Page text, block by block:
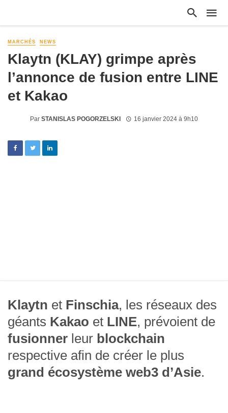
MARCHÉS NEWS
Klaytn (KLAY) grimpe après
l’annonce de fusion entre LINE
et Kakao
Par STANISLAS POGORZELSKI 16 janvier 2024 à 9h10
Klaytn et Finschia, les réseaux des
géants Kakao et LINE, prévoient de
fusionner leur blockchain
respective afin de créer le plus
grand écosystème web3 d’Asie.